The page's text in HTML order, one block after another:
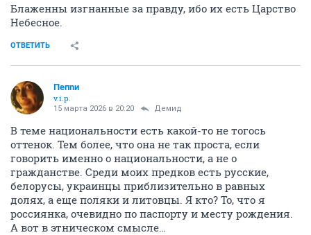
Блаженны изгнанные за правду, ибо их есть Царство
Небесное.
ОТВЕТИТЬ
Пепnи
v.i.p.
15 марта 2026 в 20:20 Демид
В теме национальности есть какой-то не тогось
оттенок. Тем более, что она не так проста, если
говорить именно о национальности, а не о
гражданстве. Среди моих предков есть русские,
белорусы, украинцы приблизительно в равных
долях, а еще поляки и литовцы. Я кто? То, что я
россиянка, очевидно по паспорту и месту рождения.
А вот в этническом смысле…